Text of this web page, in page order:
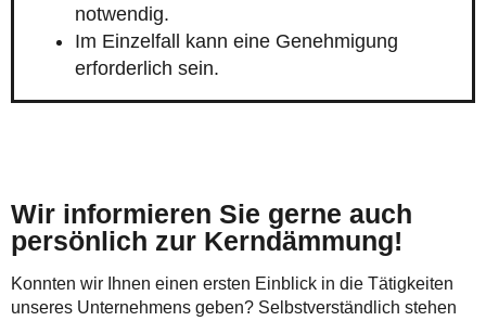
notwendig.
Im Einzelfall kann eine Genehmigung
erforderlich sein.
Wir informieren Sie gerne auch
persönlich zur Kerndämmung!
Konnten wir Ihnen einen ersten Einblick in die Tätigkeiten
unseres Unternehmens geben? Selbstverständlich stehen